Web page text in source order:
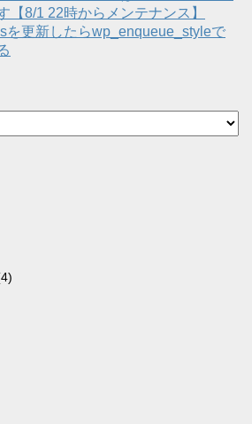
【8/1 22時からメンテナンス】
を更新したらwp_enqueue_styleで